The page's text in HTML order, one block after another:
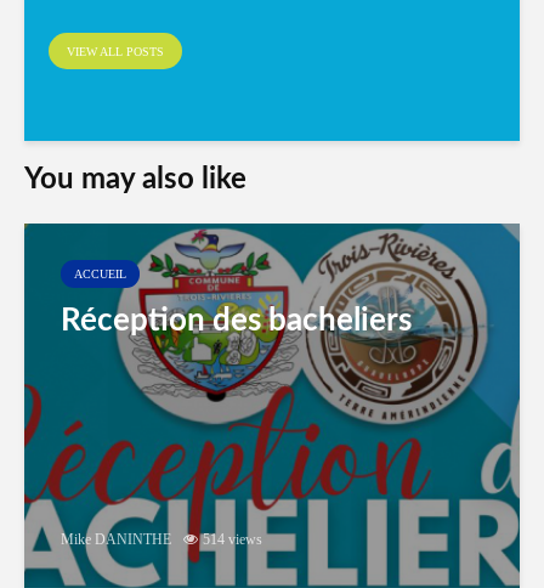
VIEW ALL POSTS
You may also like
ACCUEIL
Réception des bacheliers
Mike DANINTHE 514 views